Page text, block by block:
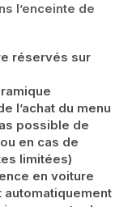
l’enceinte de
réservés sur
l’achat du menu
possible de
en cas de
limitées)
en voiture